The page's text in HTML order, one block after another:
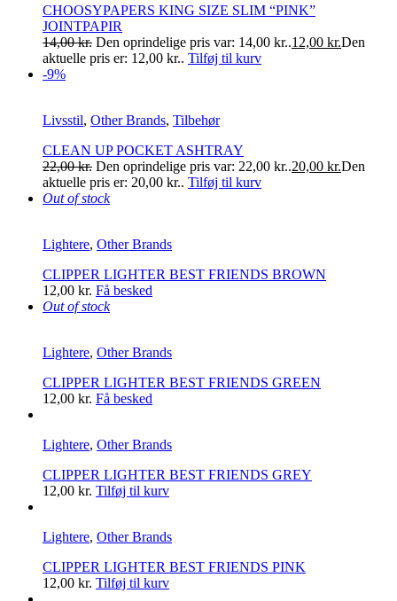
CHOOSYPAPERS KING SIZE SLIM “PINK”
JOINTPAPIR
14,00kr. Den oprindelige pris var: 14,00 kr..12,00 kr.Den
aktuelle pris er: 12,00 kr.. Tilføj til kurv
-9%
Livsstil, Other Brands, Tilbehør
CLEAN UP POCKET ASHTRAY
22,00kr. Den oprindelige pris var: 22,00 kr..20,00 kr.Den
aktuelle pris er: 20,00 kr.. Tilføj til kurv
Out of stock
Lightere, Other Brands
CLIPPER LIGHTER BEST FRIENDS BROWN
12,00 kr. Få besked
Out of stock
Lightere, Other Brands
CLIPPER LIGHTER BEST FRIENDS GREEN
12,00 kr. Få besked
Lightere, Other Brands
CLIPPER LIGHTER BEST FRIENDS GREY
12,00 kr. Tilføj til kurv
Lightere, Other Brands
CLIPPER LIGHTER BEST FRIENDS PINK
12,00 kr. Tilføj til kurv